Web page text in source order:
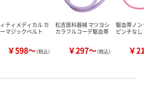
ティメディカル カ
マジックベルト
￥598～（税込）
松吉医科器械 マツヨシ
カラフルコーデ駆血帯
￥297～（税込）
駆血帯ノ
ピンチな
￥